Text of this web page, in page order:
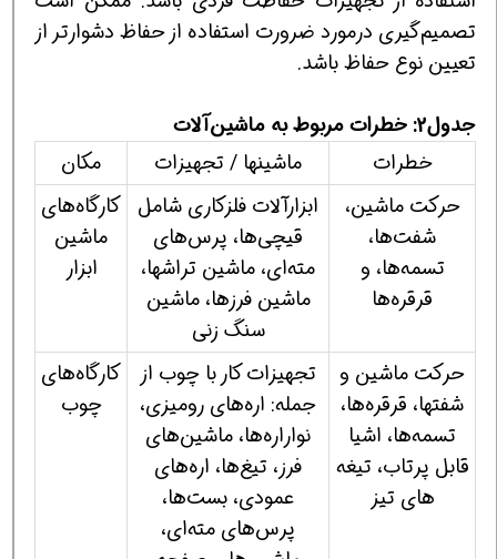
تصمیم‌گیری درمورد ضرورت استفاده از حفاظ دشوارتر از
تعیین نوع حفاظ باشد.
جدول2: خطرات مربوط به ماشین‌آلات
خطرات
ماشینها / تجهیزات
مكان
حركت ماشین،
شفت‌ها،
تسمه‌ها، و
قرقره‌ها
ابزارآلات فلزكاری شامل
قیچی‌ها، پرس‌های
مته‌ای، ماشین تراشها،
ماشین فرزها، ماشین
سنگ زنی
كارگاه‌های
ماشین
ابزار
حركت ماشین و
شفتها، قرقره‌ها،
تسمه‌ها، اشیا
قابل پرتاب، تیغه
های تیز
تجهیزات كار با چوب از
جمله: اره‌های رومیزی،
نواراره‌ها، ماشین‌های
فرز، تیغ‌ها، اره‌های
عمودی، بست‌ها،
پرس‌های مته‌ای،
كارگاه‌های
چوب